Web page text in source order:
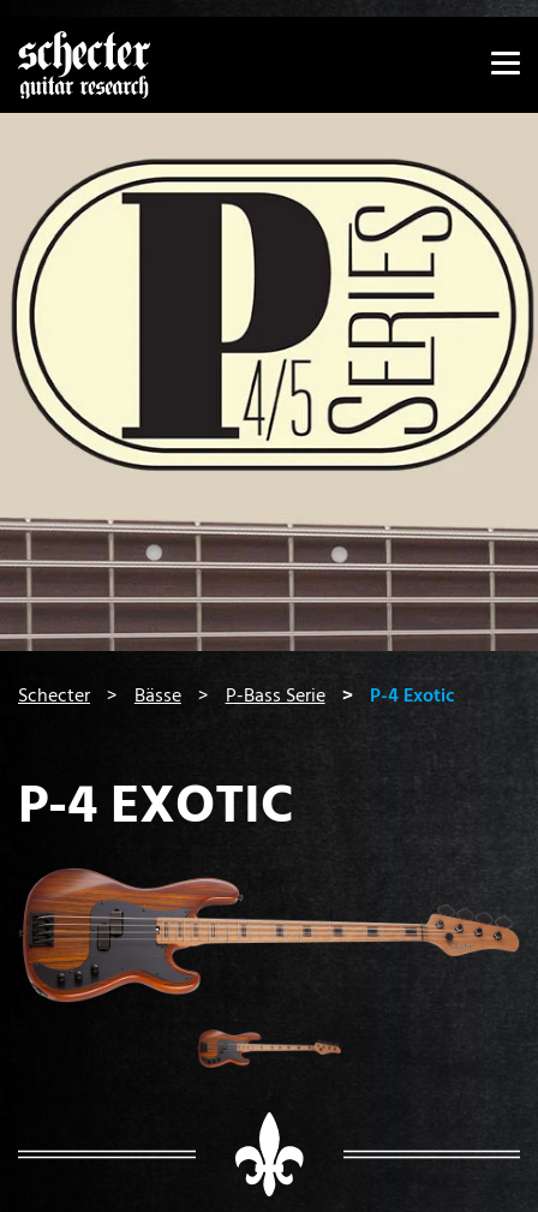
Zeige besser passende Version dieser Seite
Diese Meldung nicht mehr anzeigen
Schecter Bässe P-Bass Serie P-4 Exotic
P-4 EXOTIC